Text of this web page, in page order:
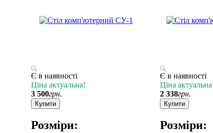
Є в наявності
Ціна актуальна!
3 500грн.
Купити
Розміри:
Є в наявності
Ціна
2 338грн.
Купити
Розміри: